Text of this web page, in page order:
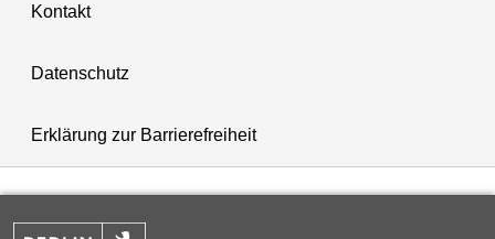
Kontakt
Datenschutz
Erklärung zur Barrierefreiheit